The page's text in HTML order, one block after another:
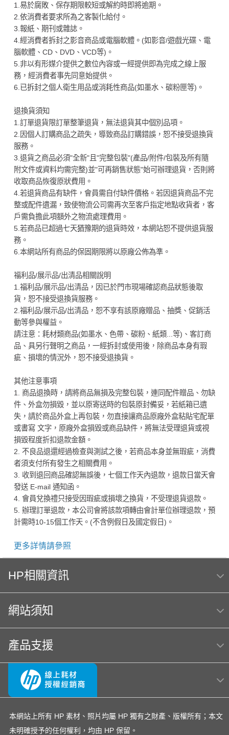
1.易於腐敗、保存期限較短或解約時即將逾期。
2.依消費者要求所為之客製化給付。
3.報紙、期刊或雜誌。
4.經消費者拆封之影音商品或電腦軟體。(如影音/遊戲光碟、電
腦軟體、CD、DVD、VCD等)。
5.非以有形媒介提供之數位內容或一經提供即為完成之線上服
務，經消費者事先同意始提供。
6.已拆封之個人衛生用品或消耗性商品(如墨水、碳粉匣等)。
退換貨須知
1.訂單退貨限訂單整筆退貨，無法退貨其中個別品項。
2.因個人訂購商品之疏失，導致商品訂購錯誤，恕不接受退換貨
服務。
3.退貨之商品必須"全新"且"完整包裝"(產品/附件/包裝及所有隨
附文件或資料均需完整)並"可再銷售狀態"始可辦理退貨，否則將
收取商品恢復原狀費用。
4.若退貨商品有缺件，會員需自付缺件價格。若因退貨商品不完
整或配件遺漏，致使物流公司需再次至客戶指定地點收貨者，客
戶需負擔此項額外之物流處理費用。
5.若商品已超過七天猶豫期的退貨時效，本網站恕不提供退貨服
務。
6.本網站所有商品的保固期限將以原廠公佈為準。
福利品/展示品/出清品相關說明
1.福利品/展示品/出清品，因已於門市現場確認商品狀態後取
貨，恕不接受退換貨服務。
2.福利品/展示品/出清品，恕不享有該原廠贈品、抽獎、促銷活
動等參與權益。
請注意：耗材類商品(如墨水、色帶、碳粉、紙類...等)、客訂商
品、具另行聲明之商品，一經拆封或使用後，除商品本身有瑕
疵、損壞的情況外，恕不接受退換貨。
其他注意事項
1. 商品退換時，請將商品無損及完整包裝，連同配件贈品、勿缺
件、外盒勿損毀，並以原寄送時的包裝原封備妥，若紙箱已遺
失，請於商品外盒上再包裝，勿直接讓商品原廠外盒粘貼宅配單
或書寫 文字，原廠外盒損毀或商品缺件，將無法受理退貨或視
損毀程度折扣退款金額。
2. 不良品退還經過檢查與測試之後，若商品本身並無瑕疵，消費
者須支付所有發生之相關費用。
3. 收到退回商品確認無誤後，七個工作天內退款，退款日當天會
發送 E-mail 通知函。
4. 會員兌換禮只接受因瑕疵或損壞之換貨，不受理退貨退款。
5. 辦理訂單退款，本公司會將該款項轉由會計單位辦理退款，預
計需時10-15個工作天。(不含例假日及國定假日)。
更多詳情請參照
HP相關資訊
網站須知
產品支援
本網站上所有 HP 素材、照片均屬 HP 獨有之財產、版權所有；本文
未明確授予的任何權利，均由 HP 保留。